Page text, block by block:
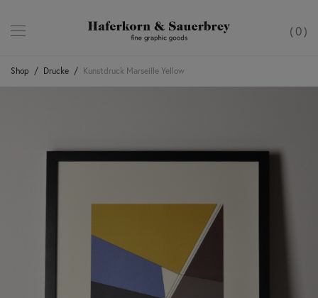
0
Shop / Drucke / Kunstdruck Marseille Yellow